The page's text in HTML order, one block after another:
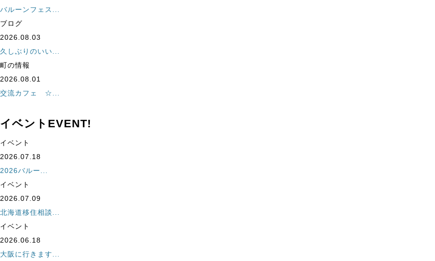
バルーンフェス...
ブログ
2026.08.03
久しぶりのいい...
町の情報
2026.08.01
交流カフェ ☆...
イベント EVENT!
イベント
2026.07.18
2026バルー...
イベント
2026.07.09
北海道移住相談...
イベント
2026.06.18
大阪に行きます...